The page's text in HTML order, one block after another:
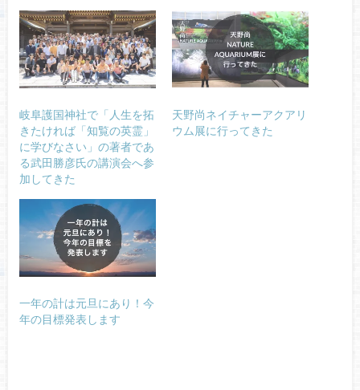
岐阜護国神社で「人生を拓
きたければ「知覧の英霊」
に学びなさい」の著者であ
る武田勝彦氏の講演会へ参
加してきた
天野尚ネイチャーアクアリ
ウム展に行ってきた
一年の計は元旦にあり！今
年の目標発表します